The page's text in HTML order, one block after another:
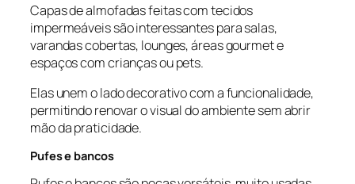
Capas de almofadas feitas com tecidos
impermeáveis são interessantes para salas,
varandas cobertas, lounges, áreas gourmet e
espaços com crianças ou pets.
Elas unem o lado decorativo com a funcionalidade,
permitindo renovar o visual do ambiente sem abrir
mão da praticidade.
Pufes e bancos